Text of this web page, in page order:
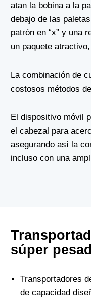
atan la bobina a la
debajo de las
patrón en “x” y una
un paquete
La combinación de
costosos métodos
El dispositivo móvil
el cabezal para
asegurando así la
incluso con una
súper
Transportadores
de capacidad